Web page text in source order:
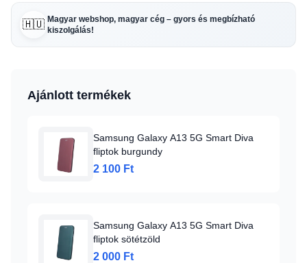
🇭🇺 Magyar webshop, magyar cég – gyors és megbízható
kiszolgálás!
Ajánlott termékek
Samsung Galaxy A13 5G Smart Diva
fliptok burgundy
2 100 Ft
Samsung Galaxy A13 5G Smart Diva
fliptok sötétzöld
2 000 Ft